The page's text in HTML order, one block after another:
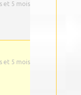
et 5 mois
et 5 mois